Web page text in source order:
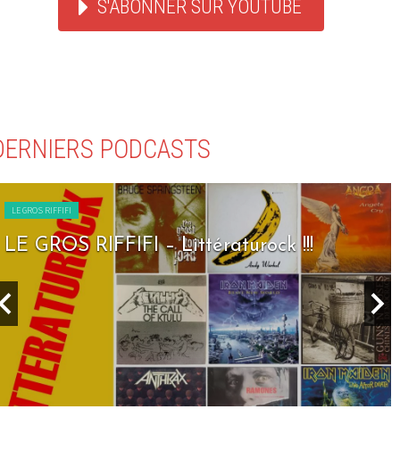
S'ABONNER SUR YOUTUBE
PODCASTS
LE GROS RIFFIFI
LE GROS RIFFIFI – Seven Days To Rock !!!